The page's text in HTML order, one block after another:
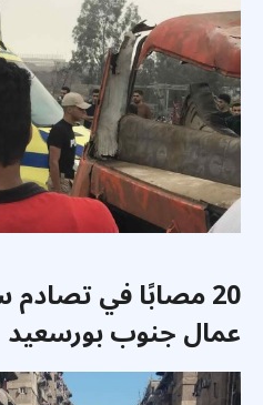
20 مصابًا في
عمال جنوب بورسعيد